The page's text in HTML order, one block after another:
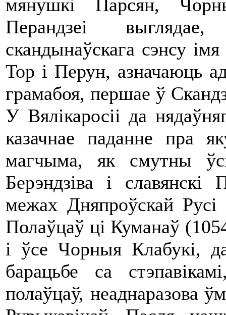
мянушкі Парсян,
Перандзеі
скандынаўскага сэнсу
Тор і Перун, азначаюць
грамабоя, першае ў
У Вялікаросіі да
казачнае паданне пра
магчыма, як смутны
Берэндзіва і славянскі
межах Дняпроўскай
Полаўцаў ці Куманаў
і ўсе Чорныя Клабукі,
барацьбе са
полаўцаў, неаднаразова